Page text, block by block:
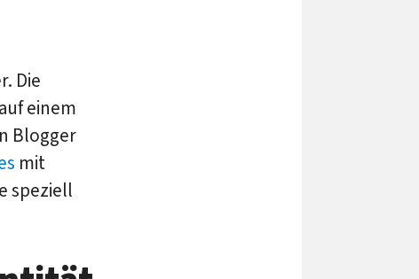
Die
einem
Blogger
mit
speziell